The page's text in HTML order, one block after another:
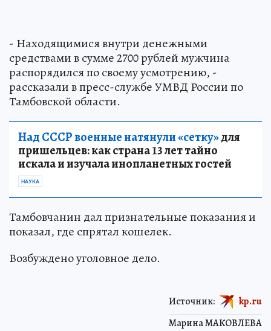
- Находящимися внутри денежными
средствами в сумме 2700 рублей мужчина
распорядился по своему усмотрению, -
рассказали в пресс-службе УМВД России по
Тамбовской области.
Над СССР военные натянули «сетку»для
пришельцев: как страна 13 лет тайно
искала и изучала инопланетных гостей
НАУКА
Тамбовчанин дал признательные показания и
показал, где спрятал кошелек.
Возбуждено уголовное дело.
Марина МАКОВЛЕВА
Источник: kp.ru